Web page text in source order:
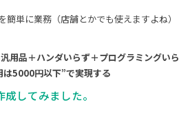
簡単に業務（店舗とかでも使えますよね）
用品＋ハンダいらず＋プログラミングいら
は5000円以下”で実現する
してみました。